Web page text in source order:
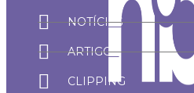
NOTÍCIAS
ARTIGOS
CLIPPING